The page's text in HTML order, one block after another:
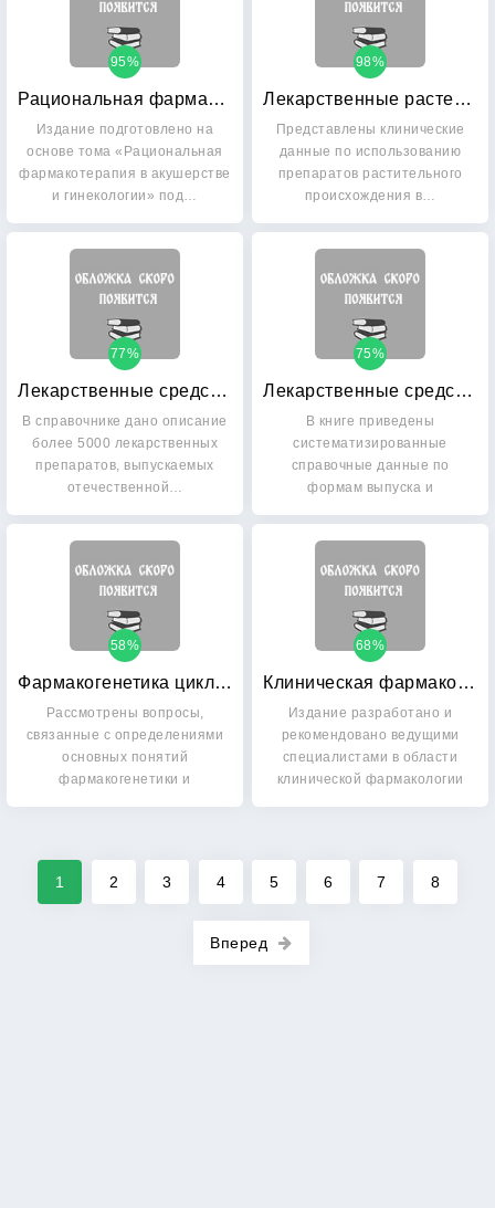
Рациональная фармакотерапия в акушерстве и гинекологии
95%
Издание подготовлено на
основе тома «Рациональная
фармакотерапия в акушерстве
и гинекологии» под…
Лекарственные растения в гинекологии
98%
Представлены клинические
данные по использованию
препаратов растительного
происхождения в…
Лекарственные средства: 5000 наименований лекарственных препаратов и их форм
77%
В справочнике дано описание
более 5000 лекарственных
препаратов, выпускаемых
отечественной…
Лекарственные средства в стоматологии
75%
В книге приведены
систематизированные
справочные данные по
формам выпуска и
Фармакогенетика циклофосфамида
58%
Рассмотрены вопросы,
связанные с определениями
основных понятий
фармакогенетики и
Клиническая фармакология: Национальное руководство (+ CD-ROM)
68%
Издание разработано и
рекомендовано ведущими
специалистами в области
клинической фармакологии
1 2 3 4 5 6 7 8
Вперед